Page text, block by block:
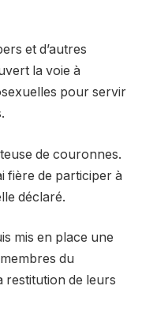
et d’autres
la voie à
pour servir
de couronnes.
fière de participer à
déclaré.
mis en place une
du
restitution de leurs